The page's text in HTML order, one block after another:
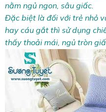
nằm ngủ ngon, sâu giấc.
Đặc biệt là đối với trẻ nhỏ
hay cáu gắt thì sử dụng
thấy thoải mái, ngủ tròn